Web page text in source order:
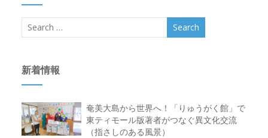
新着情報
奄美大島から世界へ！「りゅうがく館」で
東ティモール版著者がつなぐ異文化交流
（指さしのある風景）